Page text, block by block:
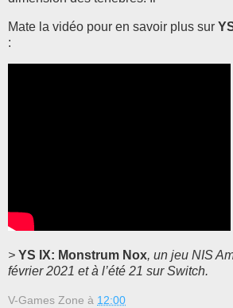
Mate la vidéo pour en savoir plus sur
:
> YS IX: Monstrum Nox, un jeu NIS
février 2021 et à l’été 21 sur Switch.
V-Games Zone à 12:00